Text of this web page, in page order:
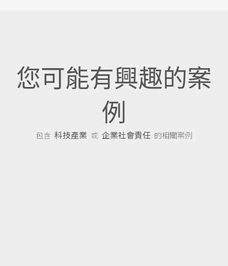
您可能有興趣的案
例
包含 科技產業 或 企業社會責任 的相關案例